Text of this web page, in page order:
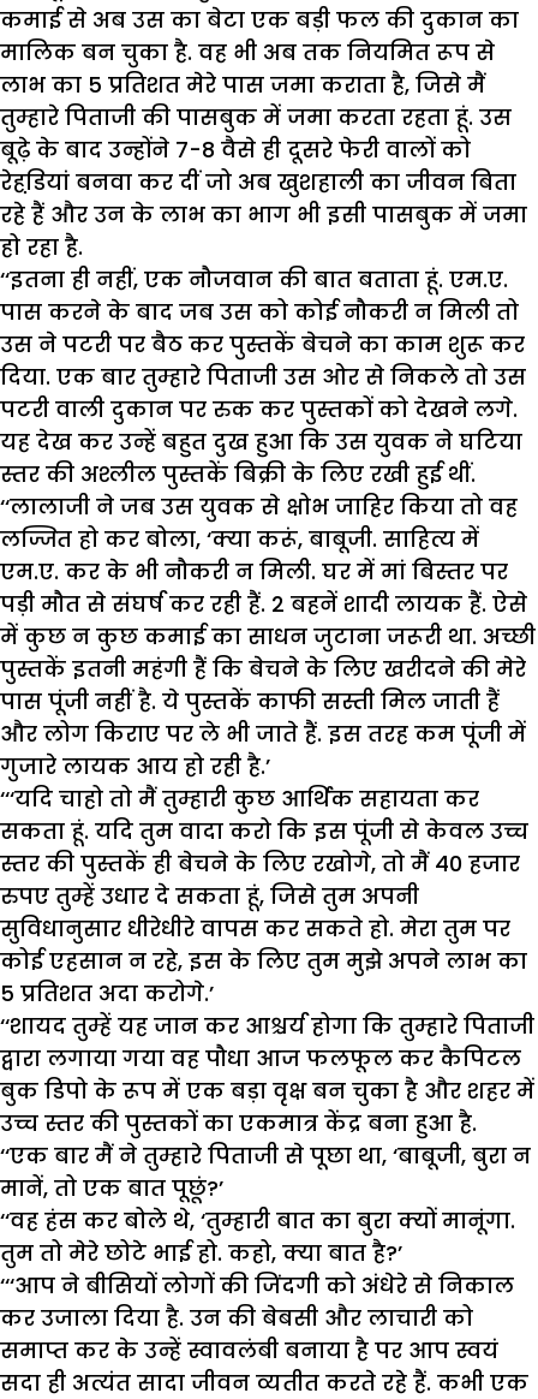
कमाई से अब उस का बेटा एक बड़ी फल की दुकान का
मालिक बन चुका है. वह भी अब तक नियमित रूप से
लाभ का 5 प्रतिशत मेरे पास जमा कराता है, जिसे मैं
तुम्हारे पिताजी की पासबुक में जमा करता रहता हूं. उस
बूढ़े के बाद उन्होंने 7-8 वैसे ही दूसरे फेरी वालों को
रेहडि़यां बनवा कर दीं जो अब खुशहाली का जीवन बिता
रहे हैं और उन के लाभ का भाग भी इसी पासबुक में जमा
हो रहा है.
‘‘इतना ही नहीं, एक नौजवान की बात बताता हूं. एम.ए.
पास करने के बाद जब उस को कोई नौकरी न मिली तो
उस ने पटरी पर बैठ कर पुस्तकें बेचने का काम शुरू कर
दिया. एक बार तुम्हारे पिताजी उस ओर से निकले तो उस
पटरी वाली दुकान पर रुक कर पुस्तकों को देखने लगे.
यह देख कर उन्हें बहुत दुख हुआ कि उस युवक ने घटिया
स्तर की अश्लील पुस्तकें बिक्री के लिए रखी हुई थीं.
‘‘लालाजी ने जब उस युवक से क्षोभ जाहिर किया तो वह
लज्जित हो कर बोला, ‘क्या करूं, बाबूजी. साहित्य में
एम.ए. कर के भी नौकरी न मिली. घर में मां बिस्तर पर
पड़ी मौत से संघर्ष कर रही हैं. 2 बहनें शादी लायक हैं. ऐसे
में कुछ न कुछ कमाई का साधन जुटाना जरूरी था. अच्छी
पुस्तकें इतनी महंगी हैं कि बेचने के लिए खरीदने की मेरे
पास पूंजी नहीं है. ये पुस्तकें काफी सस्ती मिल जाती हैं
और लोग किराए पर ले भी जाते हैं. इस तरह कम पूंजी में
गुजारे लायक आय हो रही है.’
‘‘‘यदि चाहो तो मैं तुम्हारी कुछ आर्थिक सहायता कर
सकता हूं. यदि तुम वादा करो कि इस पूंजी से केवल उच्च
स्तर की पुस्तकें ही बेचने के लिए रखोगे, तो मैं 40 हजार
रुपए तुम्हें उधार दे सकता हूं, जिसे तुम अपनी
सुविधानुसार धीरेधीरे वापस कर सकते हो. मेरा तुम पर
कोई एहसान न रहे, इस के लिए तुम मुझे अपने लाभ का
5 प्रतिशत अदा करोगे.’
‘‘शायद तुम्हें यह जान कर आश्चर्य होगा कि तुम्हारे पिताजी
द्वारा लगाया गया वह पौधा आज फलफूल कर कैपिटल
बुक डिपो के रूप में एक बड़ा वृक्ष बन चुका है और शहर में
उच्च स्तर की पुस्तकों का एकमात्र केंद्र बना हुआ है.
‘‘एक बार मैं ने तुम्हारे पिताजी से पूछा था, ‘बाबूजी, बुरा न
मानें, तो एक बात पूछूं?’
‘‘वह हंस कर बोले थे, ‘तुम्हारी बात का बुरा क्यों मानूंगा.
तुम तो मेरे छोटे भाई हो. कहो, क्या बात है?’
‘‘‘आप ने बीसियों लोगों की जिंदगी को अंधेरे से निकाल
कर उजाला दिया है. उन की बेबसी और लाचारी को
समाप्त कर के उन्हें स्वावलंबी बनाया है पर आप स्वयं
सदा ही अत्यंत सादा जीवन व्यतीत करते रहे हैं. कभी एक